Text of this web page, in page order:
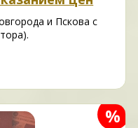
и Пскова с
%